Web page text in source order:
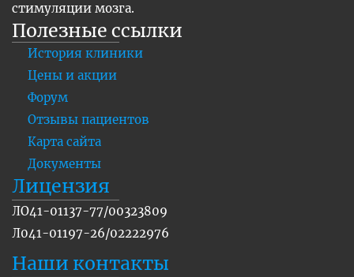
стимуляции мозга.
Полезные ссылки
История клиники
Цены и акции
Форум
Отзывы пациентов
Карта сайта
Документы
Лицензия
ЛО41-01137-77/00323809
Л041-01197-26/02222976
Наши контакты